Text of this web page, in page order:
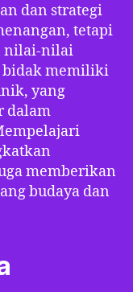
dan strategi
tetapi
nilai-nilai
bidak memiliki
yang
dalam
memberikan
budaya dan